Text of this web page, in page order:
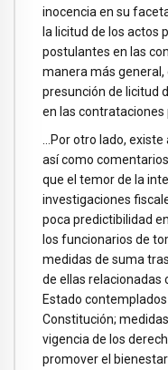
inocencia en su
la licitud de los actos
postulantes en las
manera más
presunción de licitud
en las
…Por otro lado,
así como
que el temor de la
investigaciones
poca predictibilidad
los funcionarios de
medidas de suma
de ellas relacionadas
Estado
Constitución;
vigencia de los
promover el